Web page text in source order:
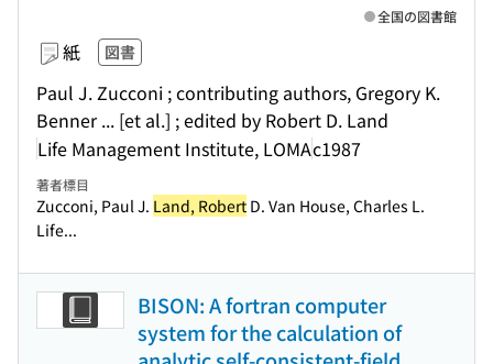
紙 図書
Paul J. Zucconi ; contributing authors, Gregory K.
Benner ... [et al.] ; edited by Robert D. Land
Life Management Institute, LOMAc1987
全国の図書館
著者標目
Zucconi, Paul J. Land, Robert D. Van House, Charles L.
Life...
BISON: A fortran computer
system for the calculation of